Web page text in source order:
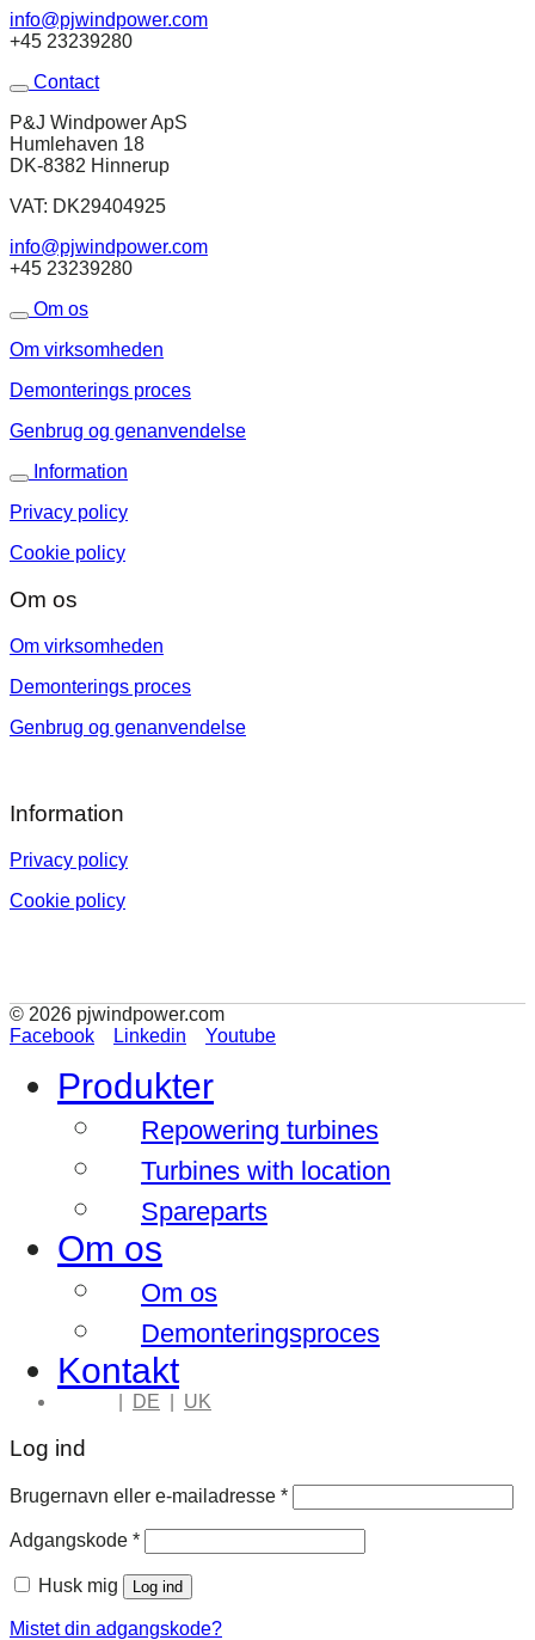
info@pjwindpower.com
+45 23239280
Contact
P&J Windpower ApS
Humlehaven 18
DK-8382 Hinnerup
VAT: DK29404925
info@pjwindpower.com
+45 23239280
Om os
Om virksomheden
Demonterings proces
Genbrug og genanvendelse
Information
Privacy policy
Cookie policy
Om os
Om virksomheden
Demonterings proces
Genbrug og genanvendelse
Information
Privacy policy
Cookie policy
© 2026 pjwindpower.com
Facebook
Linkedin Youtube
Produkter
Repowering turbines
Turbines with location
Spareparts
Om os
Om os
Demonteringsproces
Kontakt
DE UK
Log ind
Brugernavn eller e-mailadresse *Påkrævet
Adgangskode *Påkrævet
Husk mig Log ind
Mistet din adgangskode?